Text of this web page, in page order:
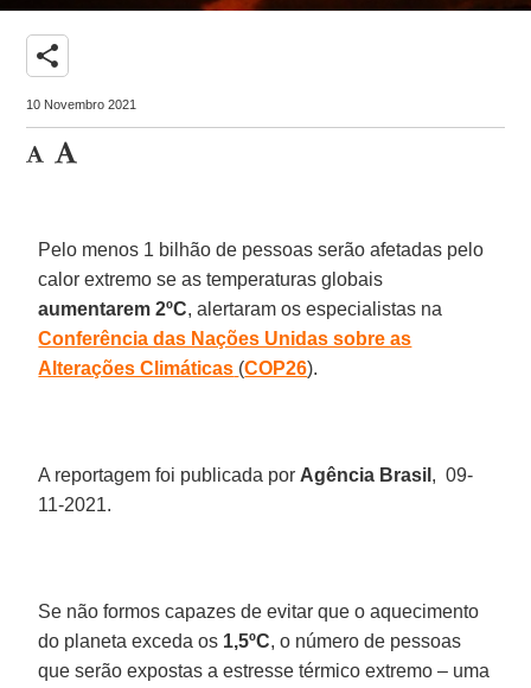
share
10 Novembro 2021
Pelo menos 1 bilhão de pessoas serão afetadas pelo
calor extremo se as temperaturas globais
aumentarem 2ºC, alertaram os especialistas na
Conferência das Nações Unidas sobre as
Alterações Climáticas (COP26).
A reportagem foi publicada por Agência Brasil , 09-
11-2021.
Se não formos capazes de evitar que o aquecimento
do planeta exceda os 1,5ºC, o número de pessoas
que serão expostas a estresse térmico extremo – uma